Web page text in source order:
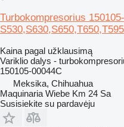
Turbokompresorius
S530,S630,S650,T650,T595
Kaina pagal užklausimą
Variklio dalys -
150105-00044C
Meksika, Chihuahua
Maquinaria Wiebe Km 24 Sa
Susisiekite su pardavėju